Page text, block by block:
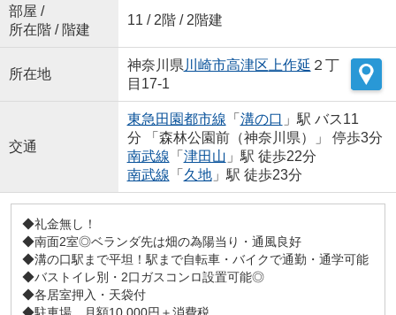
部屋 /
所在階 / 階建
11 / 2階 / 2階建
所在地
神奈川県 川崎市高津区 上作延 ２丁
目17-1
交通
東急田園都市線 「 溝の口 」駅 バス11
分 「森林公園前（神奈川県）」 停歩3分
南武線 「 津田山 」駅 徒歩22分
南武線 「 久地」駅 徒歩23分
◆礼金無し！
◆南面2室◎ベランダ先は畑の為陽当り・通風良好
◆溝の口駅まで平坦！駅まで自転車・バイクで通勤・通学可能
◆バストイレ別・2口ガスコンロ設置可能◎
◆各居室押入・天袋付